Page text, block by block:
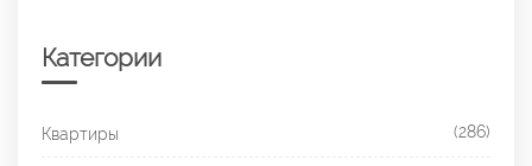
Категории
Квартиры (286)